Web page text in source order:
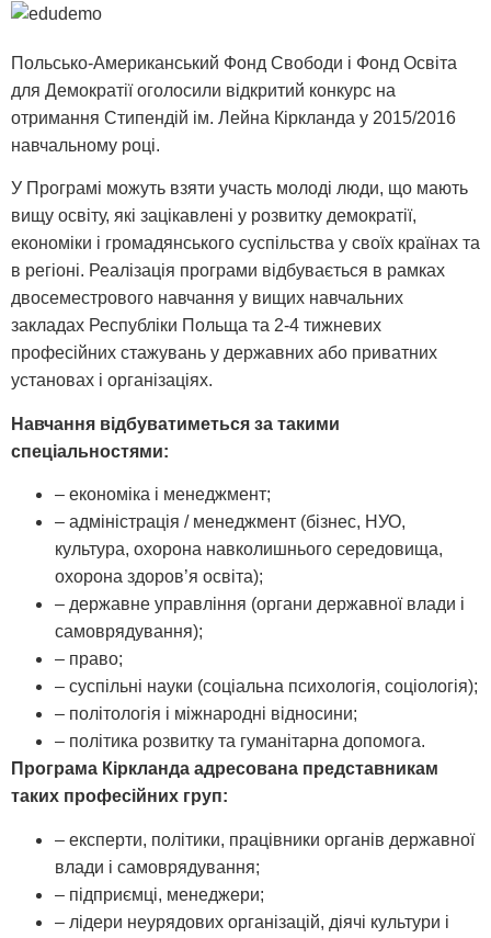
Польсько-Американський Фонд Свободи і Фонд Освіта
для Демократії оголосили відкритий конкурс на
отримання Стипендій ім. Лейна Кіркланда у 2015/2016
навчальному році.
У Програмі можуть взяти участь молоді люди, що мають
вищу освіту, які зацікавлені у розвитку демократії,
економіки і громадянського суспільства у своїх країнах та
в регіоні. Реалізація програми відбувається в рамках
двосеместрового навчання у вищих навчальних
закладах Республіки Польща та 2-4 тижневих
професійних стажувань у державних або приватних
установах і організаціях.
Навчання відбуватиметься за такими
спеціальностями:
– економіка і менеджмент;
– адміністрація / менеджмент (бізнес, НУО,
культура, охорона навколишнього середовища,
охорона здоров’я освіта);
– державне управління (органи державної влади і
самоврядування);
– право;
– суспільні науки (соціальна психологія, соціологія);
– політологія і міжнародні відносини;
– політика розвитку та гуманітарна допомога.
Програма Кіркланда адресована представникам
таких професійних груп:
– експерти, політики, працівники органів державної
влади і самоврядування;
– підприємці, менеджери;
– лідери неурядових організацій, діячі культури і